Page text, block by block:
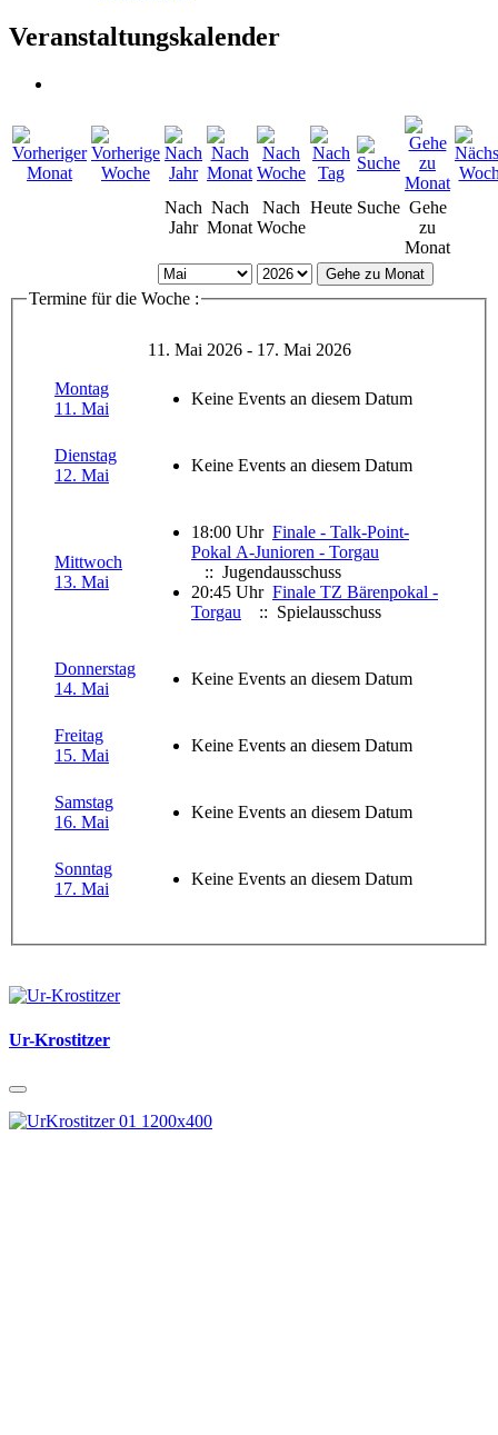
Veranstaltungskalender
Nach
Jahr
Nach
Monat
Nach
Woche
Heute Suche Gehe
zu
Monat
Gehe zu Monat
Termine für die Woche :
11. Mai 2026 - 17. Mai 2026
Montag
11. Mai
Keine Events an diesem Datum
Dienstag
12. Mai
Keine Events an diesem Datum
Mittwoch
13. Mai
18:00 Uhr Finale - Talk-Point-
Pokal A-Junioren - Torgau
:: Jugendausschuss
20:45 Uhr Finale TZ Bärenpokal -
Torgau
:: Spielausschuss
Donnerstag
14. Mai
Keine Events an diesem Datum
Freitag
15. Mai
Keine Events an diesem Datum
Samstag
16. Mai
Keine Events an diesem Datum
Sonntag
17. Mai
Keine Events an diesem Datum
Ur-Krostitzer